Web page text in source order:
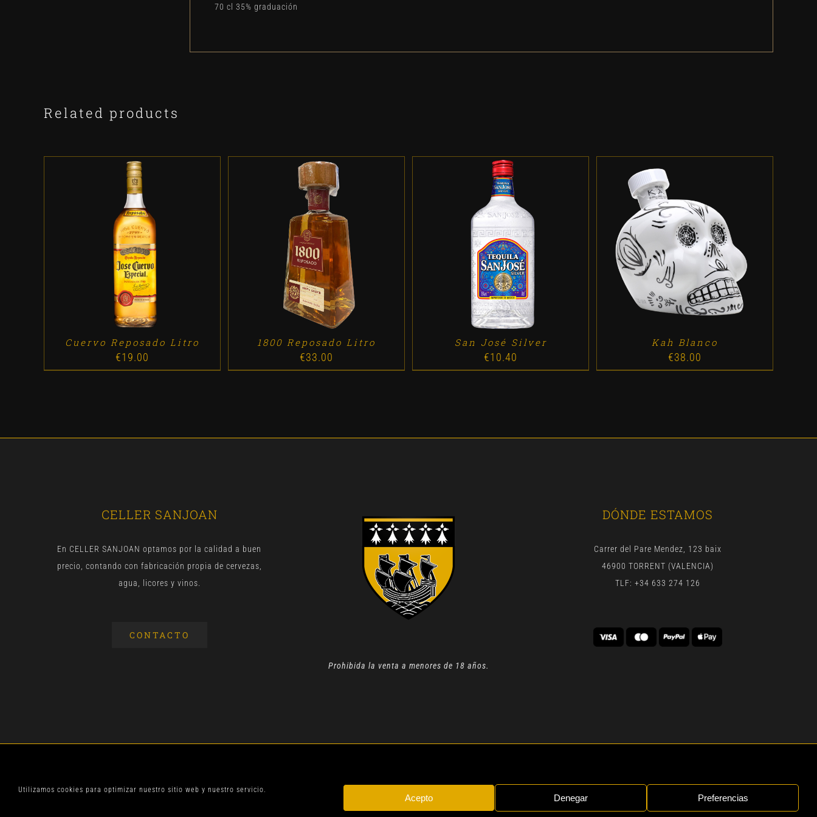
Utilizamos cookies para optimizar nuestro sitio web y nuestro servicio.
Acepto Denegar Preferencias
70 cl 35% graduación
Related products
ADD TO CART / DETALLES
Cuervo Reposado Litro
€19.00
ADD TO CART / DETALLES
1800 Reposado Litro
€33.00
ADD TO CART / DETALLES
San José Silver
€10.40
ADD TO CART / DETALLES
Kah Blanco
€38.00
CELLER SANJOAN
En CELLER SANJOAN optamos por la calidad a buen
precio, contando con fabricación propia de cervezas,
agua, licores y vinos.
CONTACTO
Prohibida la venta a menores de 18 años.
DÓNDE ESTAMOS
Carrer del Pare Mendez, 123 baix
46900 TORRENT (VALENCIA)
TLF: +34 633 274 126
AVISO LEGAL| TODOS LOS DERECHOS RESERVADOS | BYGEN DIGITAL